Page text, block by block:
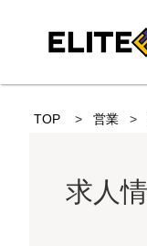
TOP 営業
求人